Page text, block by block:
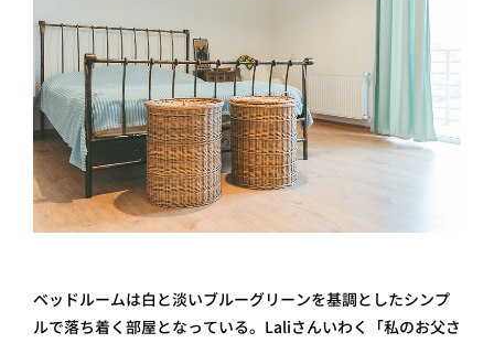
ベッドルームは白と淡いブルーグリーンを基調としたシンプ
ルで落ち着く部屋となっている。Laliさんいわく「私のお父さ